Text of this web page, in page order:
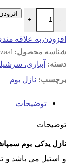
-
نازل یدکی بوم
+
افزودن به علاقه
شناسه محصول:
دسته: آبیاری،
برچسب: نازل بوم
توضیحات
توضیحات
نازل یدکی بوم
و استیل می باشد و